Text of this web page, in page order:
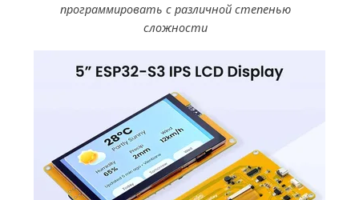
программировать с различной степенью
сложности